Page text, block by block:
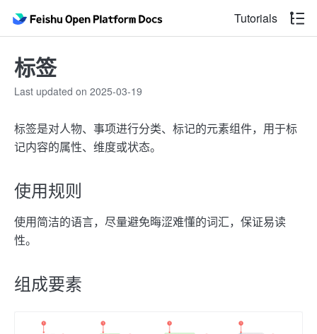
Tutorials
标签
Last updated on 2025-03-19
标签是对人物、事项进行分类、标记的元素组件，用于标
记内容的属性、维度或状态。
使用规则
使用简洁的语言，尽量避免晦涩难懂的词汇，保证易读
性。
组成要素